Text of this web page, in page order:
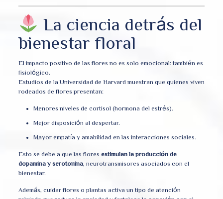
La ciencia detrás del
bienestar floral
El impacto positivo de las flores no es solo emocional: también es
fisiológico.
Estudios de la Universidad de Harvard muestran que quienes viven
rodeados de flores presentan:
Menores niveles de cortisol (hormona del estrés).
Mejor disposición al despertar.
Mayor empatía y amabilidad en las interacciones sociales.
Esto se debe a que las flores estimulan la producción de
dopamina y serotonina, neurotransmisores asociados con el
bienestar.
Además, cuidar flores o plantas activa un tipo de atención